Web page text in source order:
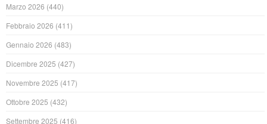
Marzo 2026 (440)
Febbraio 2026 (411)
Gennaio 2026 (483)
Dicembre 2025 (427)
Novembre 2025 (417)
Ottobre 2025 (432)
Settembre 2025 (416)